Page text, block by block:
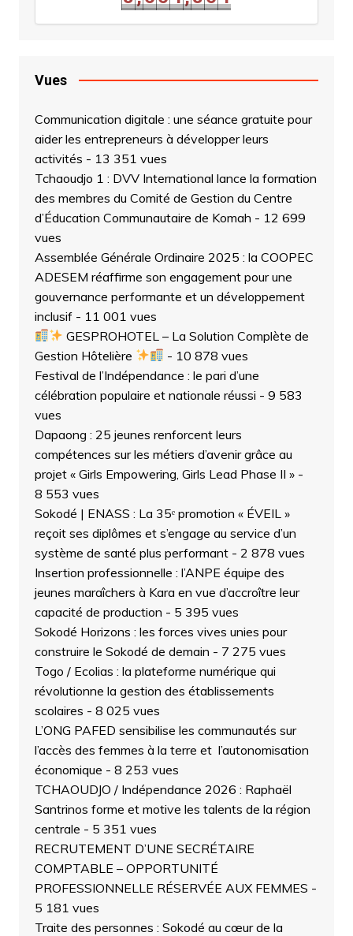
8,664,86
Vues
Communication digitale : une séance gratuite pour
aider les entrepreneurs à développer leurs
activités - 13 351 vues
Tchaoudjo 1 : DVV International lance la formation
des membres du Comité de Gestion du Centre
d’Éducation Communautaire de Komah - 12 699
vues
Assemblée Générale Ordinaire 2025 : la COOPEC
ADESEM réaffirme son engagement pour une
gouvernance performante et un développement
inclusif- 11 001 vues
GESPROHOTEL – La Solution Complète de
Gestion Hôtelière
- 10 878 vues
Festival de l’Indépendance : le pari d’une
célébration populaire et nationale réussi - 9 583
vues
Dapaong : 25 jeunes renforcent leurs
compétences sur les métiers d’avenir grâce au
projet « Girls Empowering, Girls Lead Phase II »-
8 553 vues
Sokodé | ENASS : La 35ᵉ promotion « ÉVEIL »
reçoit ses diplômes et s’engage au service d’un
système de santé plus performant- 2 878 vues
Insertion professionnelle : l’ANPE équipe des
jeunes maraîchers à Kara en vue d’accroître leur
capacité de production - 5 395 vues
Sokodé Horizons : les forces vives unies pour
construire le Sokodé de demain - 7 275 vues
Togo / Ecolias : la plateforme numérique qui
révolutionne la gestion des établissements
scolaires - 8 025 vues
L’ONG PAFED sensibilise les communautés sur
l’accès des femmes à la terre et l’autonomisation
économique - 8 253 vues
TCHAOUDJO / Indépendance 2026 : Raphaël
Santrinos forme et motive les talents de la région
centrale - 5 351 vues
RECRUTEMENT D’UNE SECRÉTAIRE
COMPTABLE – OPPORTUNITÉ
PROFESSIONNELLE RÉSERVÉE AUX FEMMES -
5 181 vues
Traite des personnes : Sokodé au cœur de la